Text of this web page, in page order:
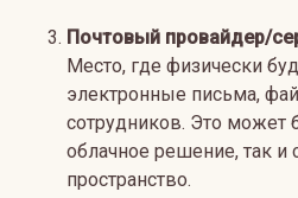
Почтовый провайдер/
Место, где физически
электронные письма,
сотрудников. Это может
облачное решение, так и
пространство.